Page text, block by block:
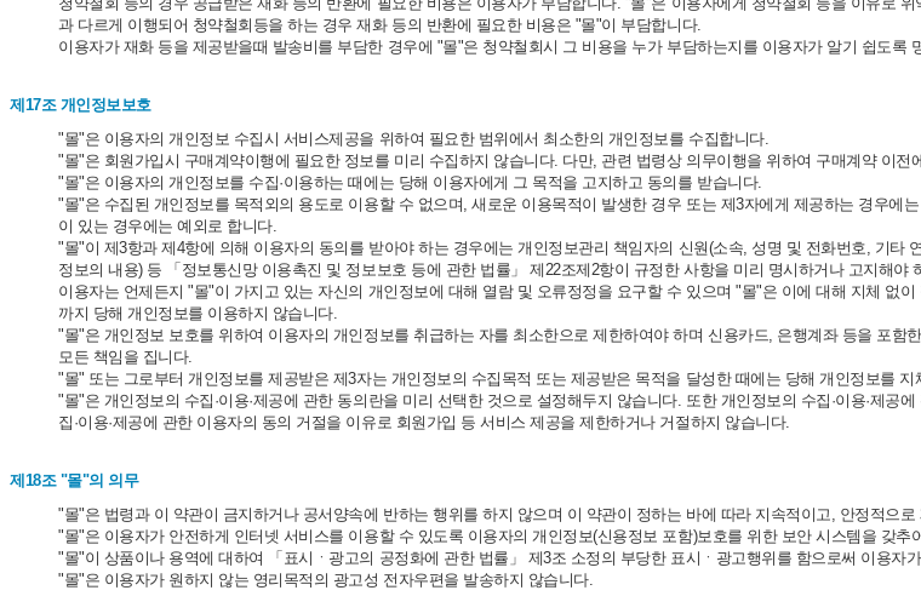
과 다르게 이행되어 청약철회등을 하는 경우 재화 등의 반환에 필요한 비용은 "몰"이 부담합니다.
이용자가 재화 등을 제공받을때 발송비를 부담한 경우에 "몰"은 청약철회시 그 비용을 누가 부담하는지를 이용자가 알기 쉽도록
제17조 개인정보보호
"몰"은 이용자의 개인정보 수집시 서비스제공을 위하여 필요한 범위에서 최소한의 개인정보를 수집합니다.
"몰"은 회원가입시 구매계약이행에 필요한 정보를 미리 수집하지 않습니다. 다만, 관련 법령상 의무이행을 위하여 구매계약 이
"몰"은 이용자의 개인정보를 수집·이용하는 때에는 당해 이용자에게 그 목적을 고지하고 동의를 받습니다.
"몰"은 수집된 개인정보를 목적외의 용도로 이용할 수 없으며, 새로운 이용목적이 발생한 경우 또는 제3자에게 제공하는 경우
이 있는 경우에는 예외로 합니다.
"몰"이 제3항과 제4항에 의해 이용자의 동의를 받아야 하는 경우에는 개인정보관리 책임자의 신원(소속, 성명 및 전화번호, 기
정보의 내용) 등 「정보통신망 이용촉진 및 정보보호 등에 관한 법률」 제22조제2항이 규정한 사항을 미리 명시하거나 고지해야
이용자는 언제든지 "몰"이 가지고 있는 자신의 개인정보에 대해 열람 및 오류정정을 요구할 수 있으며 "몰"은 이에 대해 지체 없
까지 당해 개인정보를 이용하지 않습니다.
"몰"은 개인정보 보호를 위하여 이용자의 개인정보를 취급하는 자를 최소한으로 제한하여야 하며 신용카드, 은행계좌 등을 포
모든 책임을 집니다.
"몰" 또는 그로부터 개인정보를 제공받은 제3자는 개인정보의 수집목적 또는 제공받은 목적을 달성한 때에는 당해 개인정보를 지
"몰"은 개인정보의 수집·이용·제공에 관한 동의란을 미리 선택한 것으로 설정해두지 않습니다. 또한 개인정보의 수집·이용·제
집·이용·제공에 관한 이용자의 동의 거절을 이유로 회원가입 등 서비스 제공을 제한하거나 거절하지 않습니다.
제18조 "몰"의 의무
"몰"은 법령과 이 약관이 금지하거나 공서양속에 반하는 행위를 하지 않으며 이 약관이 정하는 바에 따라 지속적이고, 안정적으
"몰"은 이용자가 안전하게 인터넷 서비스를 이용할 수 있도록 이용자의 개인정보(신용정보 포함)보호를 위한 보안 시스템을 갖추
"몰"이 상품이나 용역에 대하여 「표시ㆍ광고의 공정화에 관한 법률」 제3조 소정의 부당한 표시ㆍ광고행위를 함으로써 이용자
"몰"은 이용자가 원하지 않는 영리목적의 광고성 전자우편을 발송하지 않습니다.